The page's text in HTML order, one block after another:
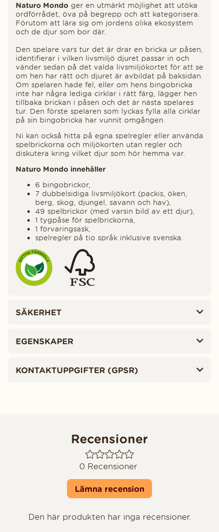
Naturo Mondo ger en utmärkt möjlighet att utöka
ordförrådet, öva på begrepp och att kategorisera.
Förutom att lära sig om jordens olika ekosystem
och de djur som bor där.
Den spelare vars tur det är drar en bricka ur påsen,
identifierar i vilken livsmiljö djuret passar in och
vänder sedan på det valda livsmiljökortet för att se
om hen har rätt och djuret är avbildat på baksidan.
Om spelaren hade fel, eller om hens bingobricka
inte har några lediga cirklar i rätt färg, lägger hen
tillbaka brickan i påsen och det är nästa spelares
tur. Den förste spelaren som lyckas fylla alla cirklar
på sin bingobricka har vunnit omgången.
Ni kan också hitta på egna spelregler eller använda
spelbrickorna och miljökorten utan regler och
diskutera kring vilket djur som hör hemma var.
Naturo Mondo innehåller
6 bingobrickor,
7 dubbelsidiga livsmiljökort (packis, öken,
berg, skog, djungel, savann och hav),
49 spelbrickor (med varsin bild av ett djur),
1 tygpåse för spelbrickorna,
1 förvaringsask,
spelregler på tio språk inklusive svenska.
SÄKERHET
EGENSKAPER
KONTAKTUPPGIFTER (GPSR)
Recensioner
0 Recensioner
Lämna recension
Den här produkten har inga recensioner.